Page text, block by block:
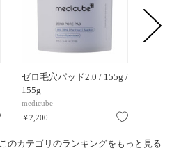
お気に入り
ゼロ毛穴パッド2.0 / 155g /
155g
medicube
￥2,200
このカテゴリのランキングをもっと見る